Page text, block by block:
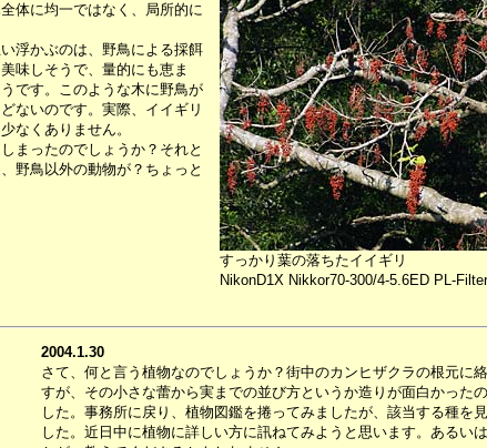
体に均一ではなく、局所的に
浮かぶのは、野鳥による採餌
味しそうで、量的にも恵ま
です。このような木に野鳥が
ないのです。実際、イイギリ
なくありません。
まったのでしょうか？それと
野鳥以外の動物が？ちょっと
すっかり葉の落ちたイイギリ
NikonD1X Nikkor70-300/4-5.6ED PL-Filter
2004.1.30
さて、何と言う植物なのでしょうか？街中のカンヒザクラの根元に
すが、その小さな蕾から実までの並び方というか造りが面白かった
した。事務所に戻り、植物図鑑を捲ってみましたが、該当する種を
した。近日中に植物に詳しい方に訊ねてみようと思います。あるい